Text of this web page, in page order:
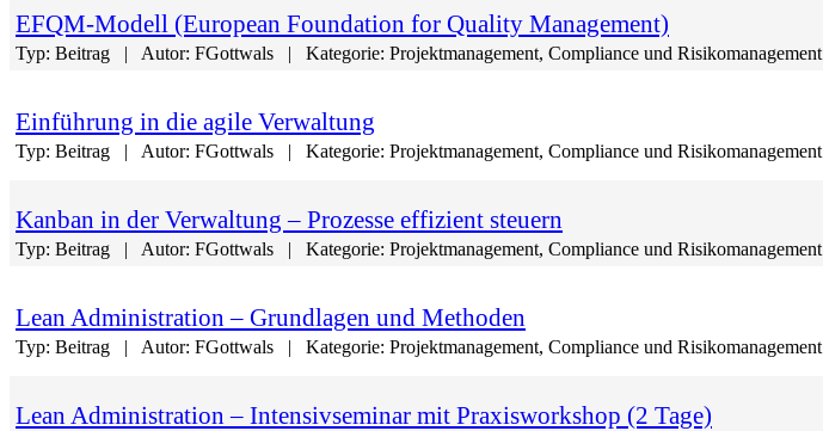
EFQM-Modell (European Foundation for Quality Management)
Typ: Beitrag Autor: FGottwals Kategorie: Projektmanagement, Compliance und Risikomanagement
Einführung in die agile Verwaltung
Typ: Beitrag Autor: FGottwals Kategorie: Projektmanagement, Compliance und Risikomanagement
Kanban in der Verwaltung – Prozesse effizient steuern
Typ: Beitrag Autor: FGottwals Kategorie: Projektmanagement, Compliance und Risikomanagement
Lean Administration – Grundlagen und Methoden
Typ: Beitrag Autor: FGottwals Kategorie: Projektmanagement, Compliance und Risikomanagement
Lean Administration – Intensivseminar mit Praxisworkshop (2 Tage)